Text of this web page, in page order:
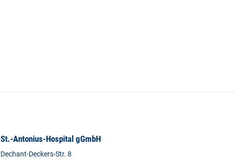
St.-Antonius-Hospital gGmbH
Dechant-Deckers-Str. 8